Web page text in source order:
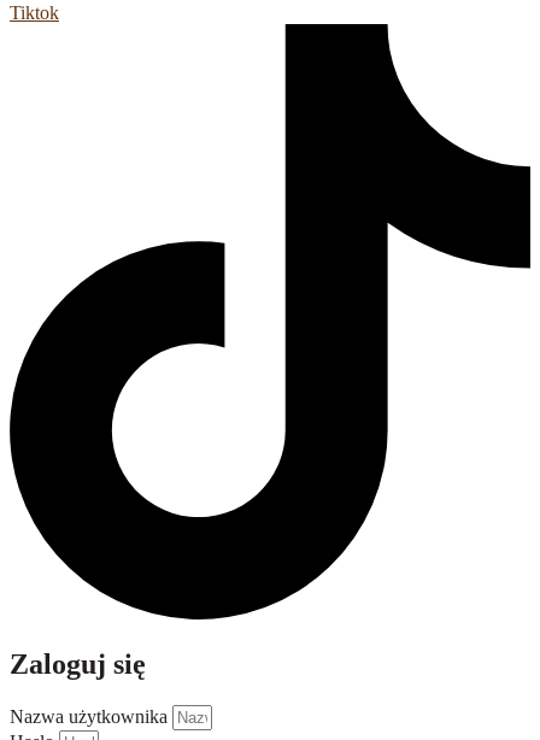
Tiktok
Zaloguj się
Nazwa użytkownika